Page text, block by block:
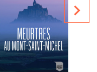
navigate_next